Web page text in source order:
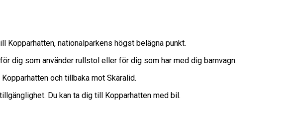
Kopparhatten, nationalparkens högst belägna punkt.
dig som använder rullstol eller för dig som har med dig barnvagn.
och tillbaka mot Skäralid.
Du kan ta dig till Kopparhatten med bil.